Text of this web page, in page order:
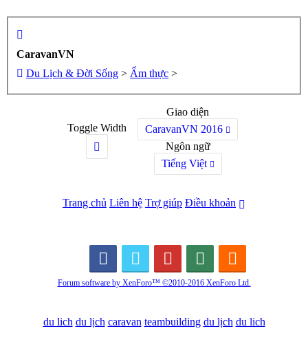
CaravanVN
Du Lịch & Đời Sống > Ẩm thực >
Toggle Width
Giao diện
CaravanVN 2016
Ngôn ngữ
Tiếng Việt
Trang chủ Liên hệ Trợ giúp Điều khoản
Forum software by XenForo™ ©2010-2016 XenForo Ltd.
du lich du lịch caravan teambuilding du lịch du lich